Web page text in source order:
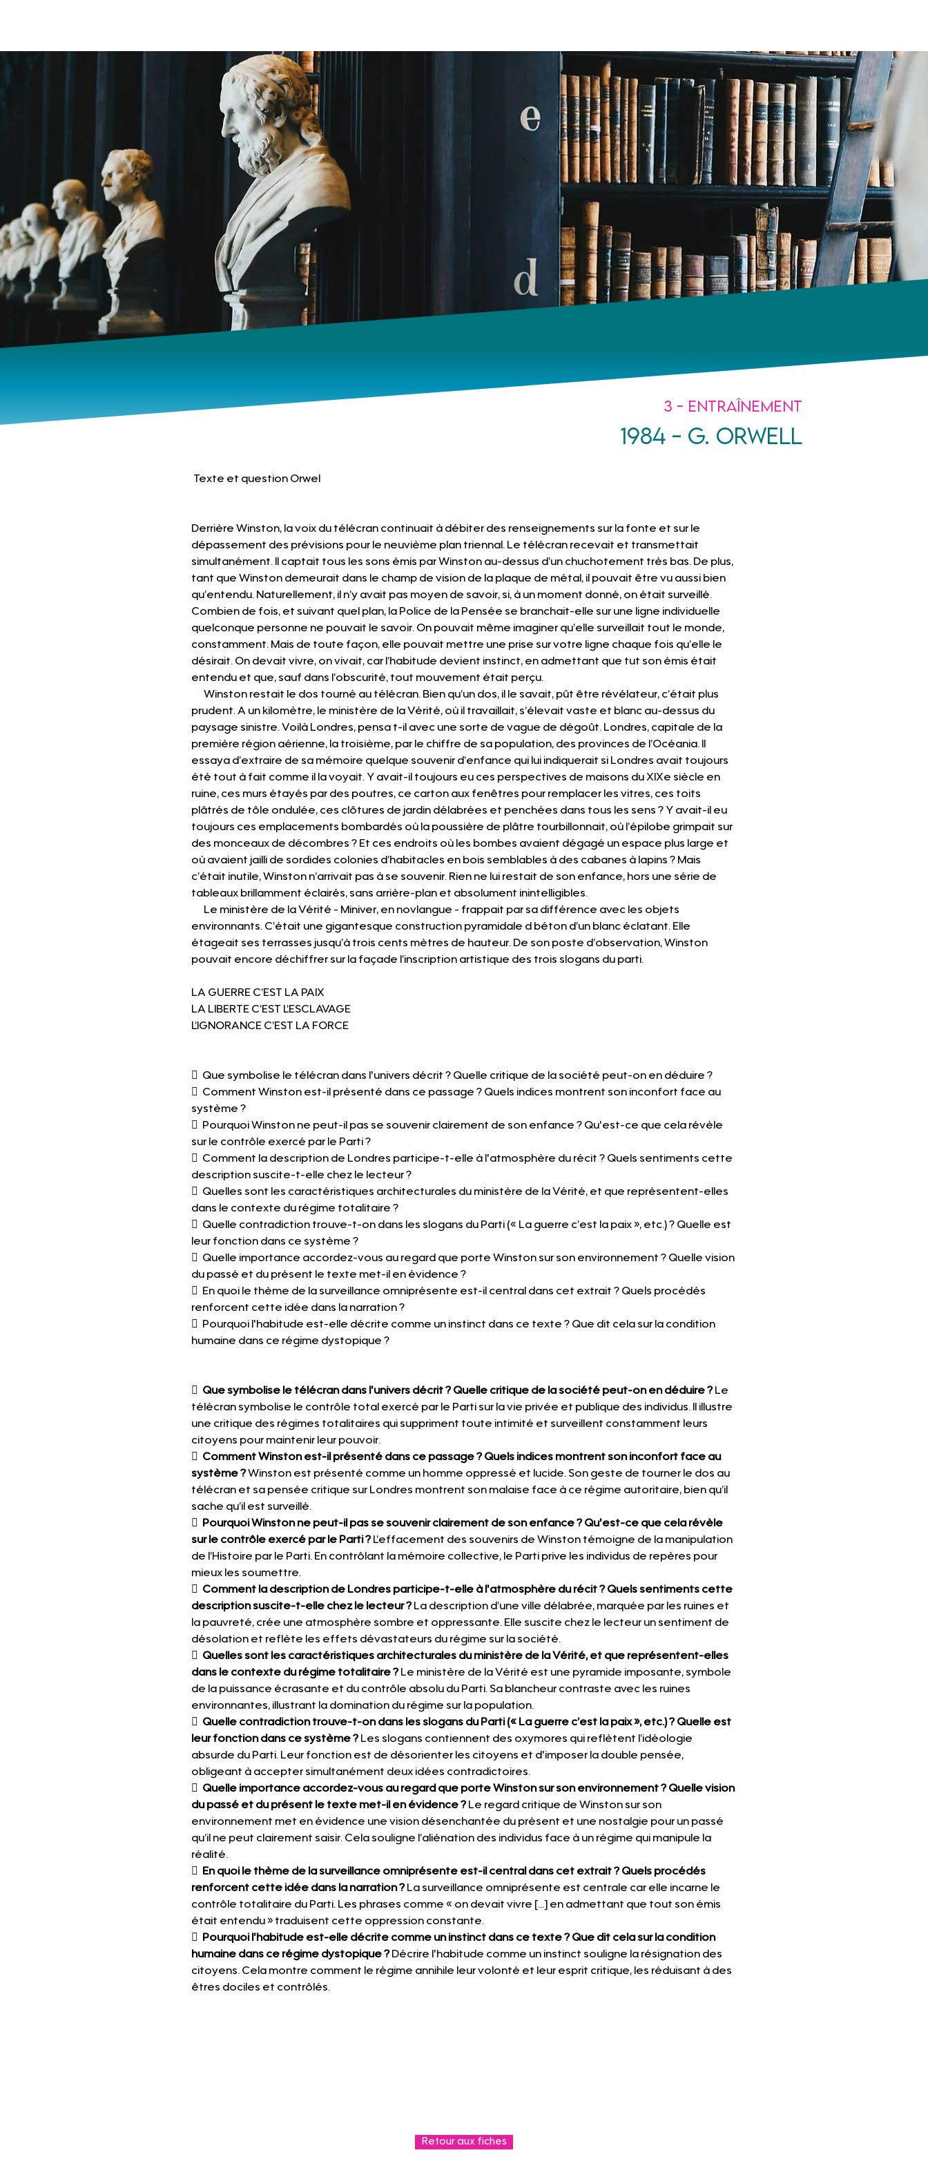
3 - Entraînement
1984 - G. Orwell
Texte et question Orwel
Derrière Winston, la voix du télécran continuait à débiter des renseignements sur la fonte et sur le
dépassement des prévisions pour le neuvième plan triennal. Le télécran recevait et transmettait
simultanément. Il captait tous les sons émis par Winston au-dessus d’un chuchotement très bas. De plus,
tant que Winston demeurait dans le champ de vision de la plaque de métal, il pouvait être vu aussi bien
qu’entendu. Naturellement, il n’y avait pas moyen de savoir, si, à un moment donné, on était surveillé.
Combien de fois, et suivant quel plan, la Police de la Pensée se branchait-elle sur une ligne individuelle
quelconque personne ne pouvait le savoir. On pouvait même imaginer qu’elle surveillait tout le monde,
constamment. Mais de toute façon, elle pouvait mettre une prise sur votre ligne chaque fois qu’elle le
désirait. On devait vivre, on vivait, car l’habitude devient instinct, en admettant que tut son émis était
entendu et que, sauf dans l’obscurité, tout mouvement était perçu.
Winston restait le dos tourné au télécran. Bien qu’un dos, il le savait, pût être révélateur, c’était plus
prudent. A un kilomètre, le ministère de la Vérité, où il travaillait, s’élevait vaste et blanc au-dessus du
paysage sinistre. Voilà Londres, pensa t-il avec une sorte de vague de dégoût. Londres, capitale de la
première région aérienne, la troisième, par le chiffre de sa population, des provinces de l’Océania. Il
essaya d’extraire de sa mémoire quelque souvenir d’enfance qui lui indiquerait si Londres avait toujours
été tout à fait comme il la voyait. Y avait-il toujours eu ces perspectives de maisons du XIXe siècle en
ruine, ces murs étayés par des poutres, ce carton aux fenêtres pour remplacer les vitres, ces toits
plâtrés de tôle ondulée, ces clôtures de jardin délabrées et penchées dans tous les sens ? Y avait-il eu
toujours ces emplacements bombardés où la poussière de plâtre tourbillonnait, où l’épilobe grimpait sur
des monceaux de décombres ? Et ces endroits où les bombes avaient dégagé un espace plus large et
où avaient jailli de sordides colonies d’habitacles en bois semblables à des cabanes à lapins ? Mais
c’était inutile, Winston n’arrivait pas à se souvenir. Rien ne lui restait de son enfance, hors une série de
tableaux brillamment éclairés, sans arrière-plan et absolument inintelligibles.
Le ministère de la Vérité - Miniver, en novlangue - frappait par sa différence avec les objets
environnants. C’était une gigantesque construction pyramidale d béton d’un blanc éclatant. Elle
étageait ses terrasses jusqu’à trois cents mètres de hauteur. De son poste d’observation, Winston
pouvait encore déchiffrer sur la façade l’inscription artistique des trois slogans du parti.
LA GUERRE C’EST LA PAIX
LA LIBERTE C’EST L’ESCLAVAGE
L’IGNORANCE C’EST LA FORCE
  Que symbolise le télécran dans l'univers décrit ? Quelle critique de la société peut-on en déduire ?
  Comment Winston est-il présenté dans ce passage ? Quels indices montrent son inconfort face au
système ?
  Pourquoi Winston ne peut-il pas se souvenir clairement de son enfance ? Qu'est-ce que cela révèle
sur le contrôle exercé par le Parti ?
  Comment la description de Londres participe-t-elle à l'atmosphère du récit ? Quels sentiments cette
description suscite-t-elle chez le lecteur ?
  Quelles sont les caractéristiques architecturales du ministère de la Vérité, et que représentent-elles
dans le contexte du régime totalitaire ?
  Quelle contradiction trouve-t-on dans les slogans du Parti (« La guerre c’est la paix », etc.) ? Quelle est
leur fonction dans ce système ?
  Quelle importance accordez-vous au regard que porte Winston sur son environnement ? Quelle vision
du passé et du présent le texte met-il en évidence ?
  En quoi le thème de la surveillance omniprésente est-il central dans cet extrait ? Quels procédés
renforcent cette idée dans la narration ?
  Pourquoi l'habitude est-elle décrite comme un instinct dans ce texte ? Que dit cela sur la condition
humaine dans ce régime dystopique ?
 Que symbolise le télécran dans l'univers décrit ? Quelle critique de la société peut-on en déduire ? Le
télécran symbolise le contrôle total exercé par le Parti sur la vie privée et publique des individus. Il illustre
une critique des régimes totalitaires qui suppriment toute intimité et surveillent constamment leurs
citoyens pour maintenir leur pouvoir.
 Comment Winston est-il présenté dans ce passage ? Quels indices montrent son inconfort face au
système ? Winston est présenté comme un homme oppressé et lucide. Son geste de tourner le dos au
télécran et sa pensée critique sur Londres montrent son malaise face à ce régime autoritaire, bien qu’il
sache qu’il est surveillé.

Pourquoi Winston ne peut-il pas se souvenir clairement de son enfance ? Qu'est-ce que cela révèle
sur le contrôle exercé par le Parti ? L’effacement des souvenirs de Winston témoigne de la manipulation
de l’Histoire par le Parti. En contrôlant la mémoire collective, le Parti prive les individus de repères pour
mieux les soumettre.
 Comment la description de Londres participe-t-elle à l'atmosphère du récit ? Quels sentiments cette
description suscite-t-elle chez le lecteur ? La description d’une ville délabrée, marquée par les ruines et
la pauvreté, crée une atmosphère sombre et oppressante. Elle suscite chez le lecteur un sentiment de
désolation et reflète les effets dévastateurs du régime sur la société.
 Quelles sont les caractéristiques architecturales du ministère de la Vérité, et que représentent-elles
dans le contexte du régime totalitaire ? Le ministère de la Vérité est une pyramide imposante, symbole
de la puissance écrasante et du contrôle absolu du Parti. Sa blancheur contraste avec les ruines
environnantes, illustrant la domination du régime sur la population.
 Quelle contradiction trouve-t-on dans les slogans du Parti (« La guerre c’est la paix », etc.) ? Quelle est
leur fonction dans ce système ? Les slogans contiennent des oxymores qui reflètent l’idéologie
absurde du Parti. Leur fonction est de désorienter les citoyens et d'imposer la double pensée,
obligeant à accepter simultanément deux idées contradictoires.
 Quelle importance accordez-vous au regard que porte Winston sur son environnement ? Quelle vision
du passé et du présent le texte met-il en évidence ? Le regard critique de Winston sur son
environnement met en évidence une vision désenchantée du présent et une nostalgie pour un passé
qu’il ne peut clairement saisir. Cela souligne l’aliénation des individus face à un régime qui manipule la
réalité.
 En quoi le thème de la surveillance omniprésente est-il central dans cet extrait ? Quels procédés
renforcent cette idée dans la narration ? La surveillance omniprésente est centrale car elle incarne le
contrôle totalitaire du Parti. Les phrases comme « on devait vivre [...] en admettant que tout son émis
était entendu » traduisent cette oppression constante.

Pourquoi l'habitude est-elle décrite comme un instinct dans ce texte ? Que dit cela sur la condition
humaine dans ce régime dystopique ? Décrire l'habitude comme un instinct souligne la résignation des
citoyens. Cela montre comment le régime annihile leur volonté et leur esprit critique, les réduisant à des
êtres dociles et contrôlés.
Retour aux fiches